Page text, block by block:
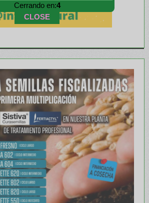
Cerrando en:1
CLOSE